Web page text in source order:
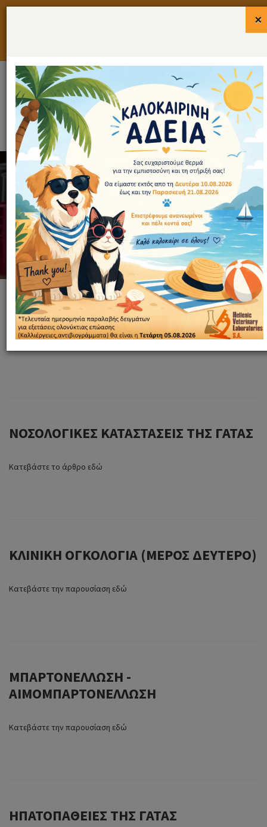
ΑΡΘΡΑ
HOME ΑΡΘΡΑ
ΚΛΙΝΙΚΗ ΟΓΚΟΛΟΓΙΑ (ΜΕΡΟΣ ΠΡΩΤΟ)
ΝΟΣΟΛΟΓΙΚΕΣ ΚΑΤΑΣΤΑΣΕΙΣ ΤΗΣ ΓΑΤΑΣ
Κατεβάστε το άρθρο εδώ
ΚΛΙΝΙΚΗ ΟΓΚΟΛΟΓΙΑ (ΜΕΡΟΣ ΔΕΥΤΕΡΟ)
Κατεβάστε την παρουσίαση εδώ
ΜΠΑΡΤΟΝΕΛΛΩΣΗ -
ΑΙΜΟΜΠΑΡΤΟΝΕΛΛΩΣΗ
Κατεβάστε την παρουσίαση εδώ
ΗΠΑΤΟΠΑΘΕΙΕΣ ΤΗΣ ΓΑΤΑΣ
×